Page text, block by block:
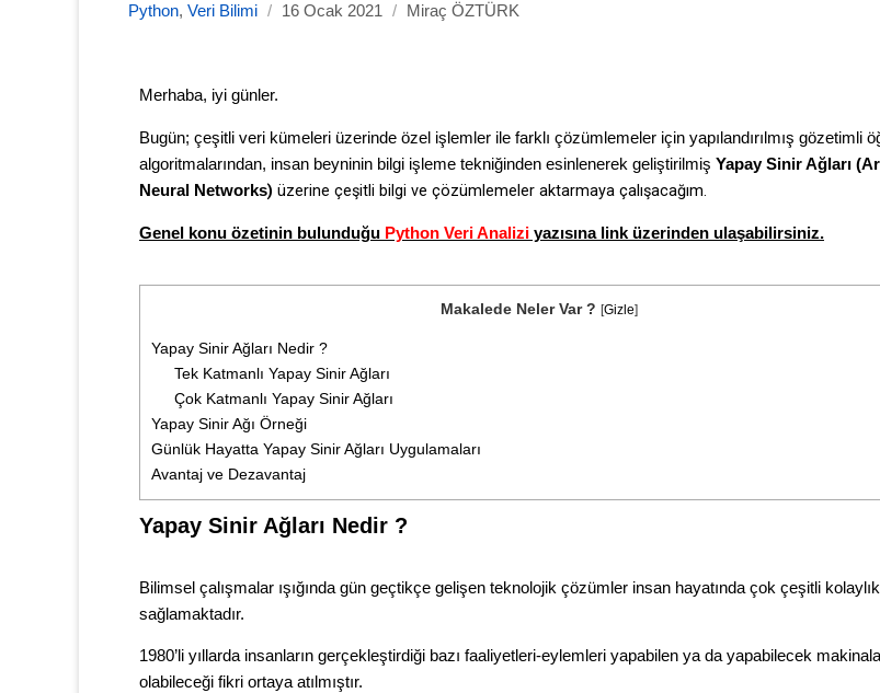
Python, Veri Bilimi / 16 Ocak 2021 / Miraç ÖZTÜRK
Merhaba, iyi günler.
Bugün; çeşitli veri kümeleri üzerinde özel işlemler ile farklı çözümlemeler için yapılandırılmış gözetimli
algoritmalarından, insan beyninin bilgi işleme tekniğinden esinlenerek geliştirilmiş Yapay Sinir Ağları
Neural Networks) üzerine çeşitli bilgi ve çözümlemeler aktarmaya çalışacağım.
Genel konu özetinin bulunduğu Python Veri Analizi yazısına link üzerinden ulaşabilirsiniz.
Makalede Neler Var ? [Gizle]
Yapay Sinir Ağları Nedir ?
Tek Katmanlı Yapay Sinir Ağları
Çok Katmanlı Yapay Sinir Ağları
Yapay Sinir Ağı Örneği
Günlük Hayatta Yapay Sinir Ağları Uygulamaları
Avantaj ve Dezavantaj
Yapay Sinir Ağları Nedir ?
Bilimsel çalışmalar ışığında gün geçtikçe gelişen teknolojik çözümler insan hayatında çok çeşitli
sağlamaktadır.
1980’li yıllarda insanların gerçekleştirdiği bazı faaliyetleri-eylemleri yapabilen ya da yapabilecek
olabileceği fikri ortaya atılmıştır.